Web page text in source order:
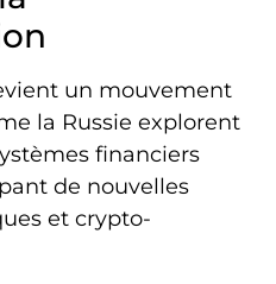
un mouvement
la Russie explorent
financiers
de nouvelles
et crypto-